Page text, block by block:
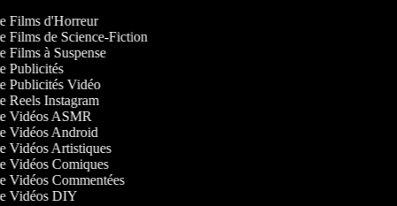
Films d'Horreur
Films de Science-Fiction
Films à Suspense
Publicités
Publicités Vidéo
Reels Instagram
Vidéos ASMR
Vidéos Android
Vidéos Artistiques
Vidéos Comiques
Vidéos Commentées
Vidéos DIY